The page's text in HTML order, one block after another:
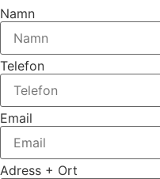
Namn
Telefon
Email
Adress + Ort